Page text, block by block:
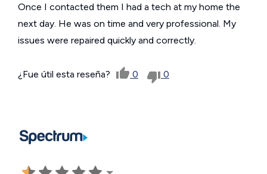
Once I contacted them I had a tech at my home the
next day. He was on time and very professional. My
issues were repaired quickly and correctly.
¿Fue útil esta reseña? 0 0